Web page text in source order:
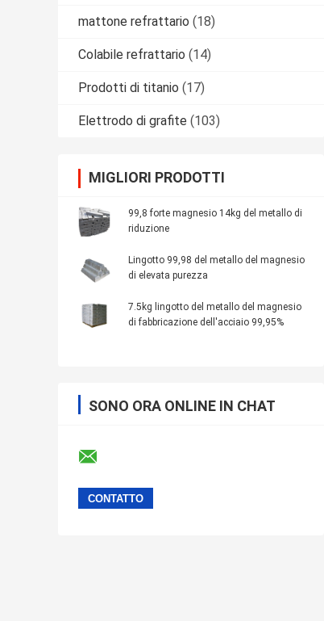
mattone refrattario (18)
Colabile refrattario (14)
Prodotti di titanio (17)
Elettrodo di grafite (103)
MIGLIORI PRODOTTI
99,8 forte magnesio 14kg del metallo di
riduzione
Lingotto 99,98 del metallo del magnesio
di elevata purezza
7.5kg lingotto del metallo del magnesio
di fabbricazione dell'acciaio 99,95%
SONO ORA ONLINE IN CHAT